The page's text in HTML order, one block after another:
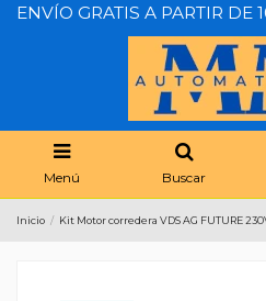
ENVÍO GRATIS A PARTIR DE
Menú Buscar
Inicio Kit Motor corredera VDS AG FUTURE